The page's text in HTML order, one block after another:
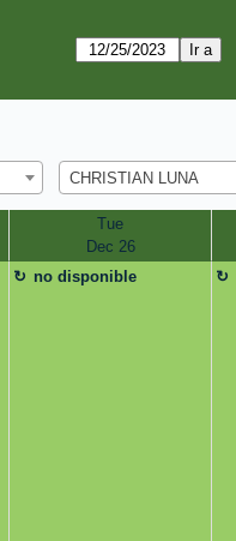
CHRISTIAN LUNA
Tue
Dec 26
no disponible